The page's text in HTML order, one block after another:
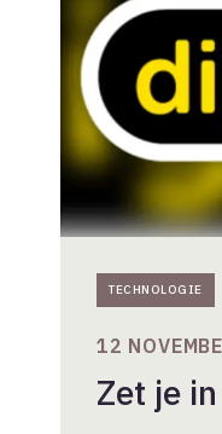
TECHNOLOGIE
digiGo
Zet je
12